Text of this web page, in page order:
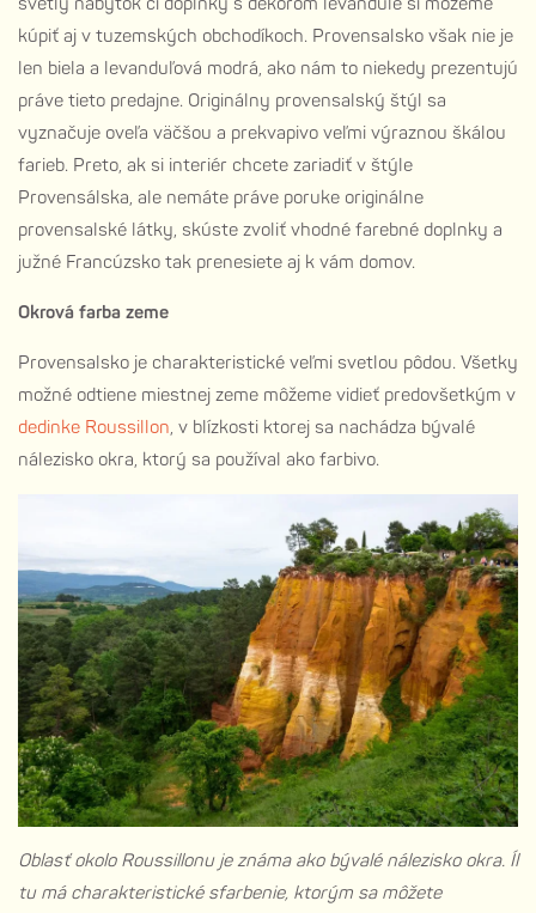
svetlý nábytok či doplnky s dekorom levandule si môžeme
kúpiť aj v tuzemských obchodíkoch. Provensalsko však nie je
len biela a levanduľová modrá, ako nám to niekedy prezentujú
práve tieto predajne. Originálny provensalský štýl sa
vyznačuje oveľa väčšou a prekvapivo veľmi výraznou škálou
farieb. Preto, ak si interiér chcete zariadiť v štýle
Provensálska, ale nemáte práve poruke originálne
provensalské látky, skúste zvoliť vhodné farebné doplnky a
južné Francúzsko tak prenesiete aj k vám domov.
Okrová farba zeme
Provensalsko je charakteristické veľmi svetlou pôdou. Všetky
možné odtiene miestnej zeme môžeme vidieť predovšetkým v
dedinke Roussillon, v blízkosti ktorej sa nachádza bývalé
nálezisko okra, ktorý sa používal ako farbivo.
Oblasť okolo Roussillonu je známa ako bývalé nálezisko okra. Íl
tu má charakteristické sfarbenie, ktorým sa môžete